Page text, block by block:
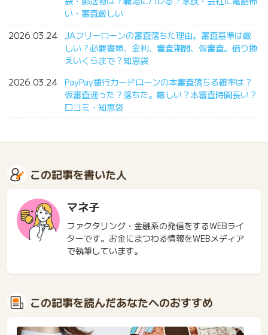
い・審査厳しい
2026.03.24 JAフリーローンの審査落ちた理由。審査基準は厳
しい？必要書類、金利、審査期間、仮審査。借り換
えいくらまで？知恵袋
2026.03.24 PayPay銀行カードローンの本審査落ちる確率は？
仮審査通った？落ちた。厳しい？本審査時間長い？
口コミ・知恵袋
この記事を書いた人
マネ子
ファクタリング・金融系の発信をするWEBライ
ターです。お金にまつわる情報をWEBメディア
で執筆しています。
この記事を読んだあなたへのおすすめ